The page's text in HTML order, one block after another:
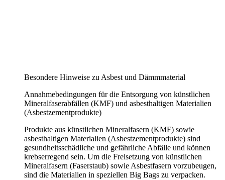
Besondere Hinweise zu Asbest und Dämmmaterial
Annahmebedingungen für die Entsorgung von künstlichen
Mineralfaserabfällen (KMF) und asbesthaltigen Materialien
(Asbestzementprodukte)
Produkte aus künstlichen Mineralfasern (KMF) sowie
asbesthaltigen Materialien (Asbestzementprodukte) sind
gesundheitsschädliche und gefährliche Abfälle und können
krebserregend sein. Um die Freisetzung von künstlichen
Mineralfasern (Faserstaub) sowie Asbestfasern vorzubeugen,
sind die Materialien in speziellen Big Bags zu verpacken.